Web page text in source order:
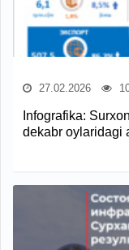
27.02.2026
Infografika:
dekabr oylaridagi